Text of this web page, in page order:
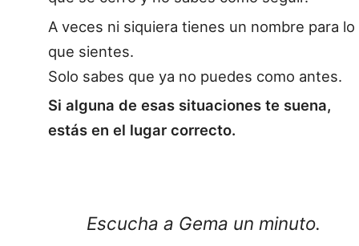
A veces ni siquiera tienes un nombre para lo
que sientes.
Solo sabes que ya no puedes como antes.
Si alguna de esas situaciones te suena,
estás en el lugar correcto.
Escucha a Gema un minuto.